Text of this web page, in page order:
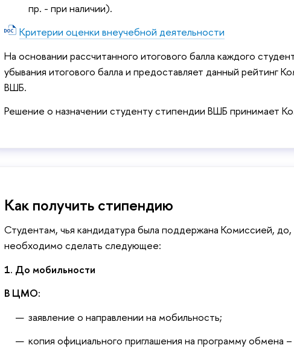
пр. - при наличии).
Критерии оценки внеучебной деятельности
На основании рассчитанного итогового балла каждого
убывания итогового балла и предоставляет данный рейтинг
ВШБ.
Решение о назначении студенту стипендии ВШБ принимает
Как получить стипендию
Студентам, чья кандидатура была поддержана Комиссией,
необходимо сделать следующее:
1. До мобильности
В ЦМО:
заявление о направлении на мобильность;
копия официального приглашения на программу обмена